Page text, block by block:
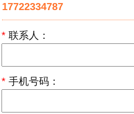
17722334787
* 联系人：
* 手机号码：